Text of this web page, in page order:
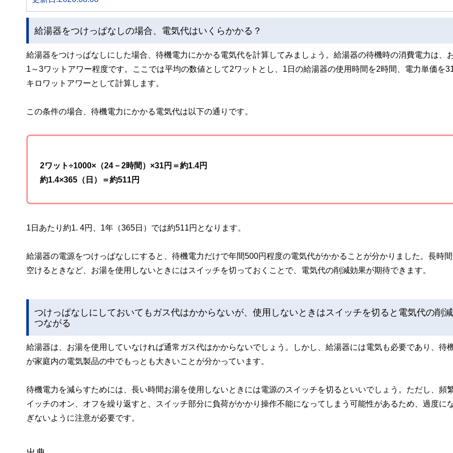
給湯器をつけっぱなしの場合、電気代はいくらかかる？
給湯器をつけっぱなしにした場合、待機電力にかかる電気代を計算してみましょう。給湯器の待機時の消費電力は、
1～3ワットアワー程度です。ここでは平均の数値として2ワットとし、1日の給湯器の使用時間を2時間、電力単価を
キロワットアワーとして計算します。
この条件の場合、待機電力にかかる電気代は以下の通りです。
2ワット÷1000×（24－2時間）×31円＝約1.4円
約1.4×365（日）＝約511円
1日あたり約1. 4円、1年（365日）では約511円となります。
給湯器の電源をつけっぱなしにすると、待機電力だけで年間500円程度の電気代がかかることが分かりました。長時
空けるときなど、お湯を使用しないときにはスイッチを切っておくことで、電気代の削減効果が期待できます。
つけっぱなしにしておいてもガス代はかからないが、使用しないときはスイッチを切ると電気代の削
つながる
給湯器は、お湯を使用していなければ通常ガス代はかからないでしょう。しかし、給湯器には電気も必要であり、待
が家庭内の電気製品の中でもっとも大きいことが分かっています。
待機電力を減らすためには、長い時間お湯を使用しないときには電源のスイッチを切るといいでしょう。ただし、頻
イッチのオン、オフを繰り返すと、スイッチ部分に負荷がかかり操作不能になってしまう可能性があるため、過度に
ぎないように注意が必要です。